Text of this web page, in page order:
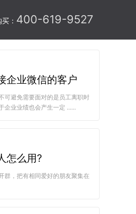
： 400-619-9527
企业微信的客户
避免需要面对的是员工离职时
企业业绩也会产生一定 ......
怎么用?
群，把有相同爱好的朋友聚集在